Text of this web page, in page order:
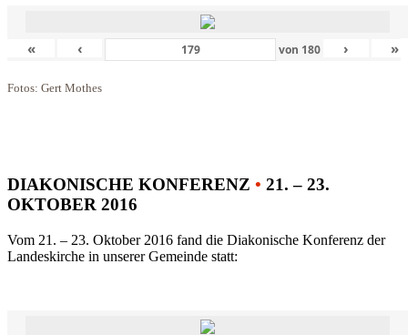
« ‹ von 180 › »
Fotos: Gert Mothes
DIAKONISCHE KONFERENZ • 21. – 23.
OKTOBER 2016
Vom 21. – 23. Oktober 2016 fand die Diakonische Konferenz der
Landeskirche in unserer Gemeinde statt: